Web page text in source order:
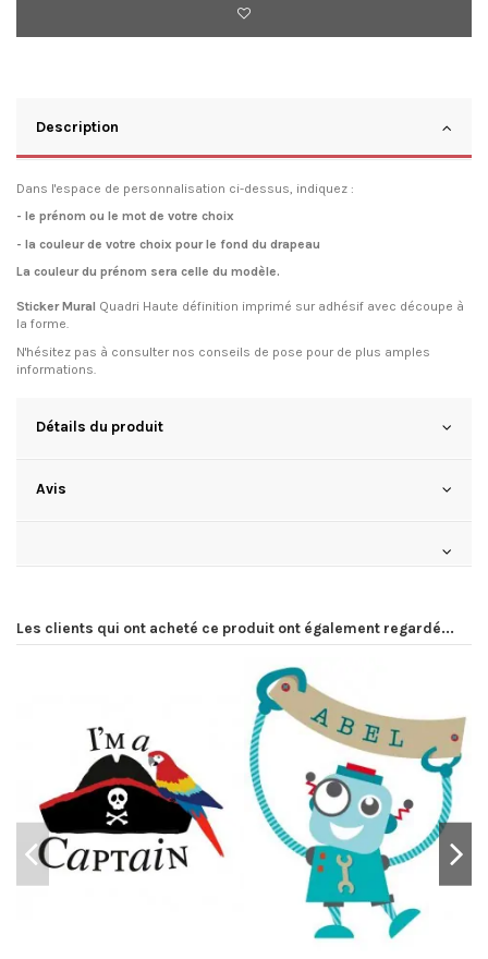
Description
Dans l'espace de personnalisation ci-dessus, indiquez :
- le prénom ou le mot de votre choix
- la couleur de votre choix pour le fond du drapeau
La couleur du prénom sera celle du modèle.
Sticker Mural Quadri Haute définition imprimé sur adhésif avec découpe à
la forme.
N'hésitez pas à consulter nos conseils de pose pour de plus amples
informations.
Détails du produit
Avis
Les clients qui ont acheté ce produit ont également regardé...